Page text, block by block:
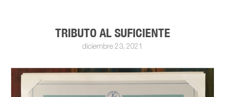
TRIBUTO AL SUFICIENTE
diciembre 23, 2021